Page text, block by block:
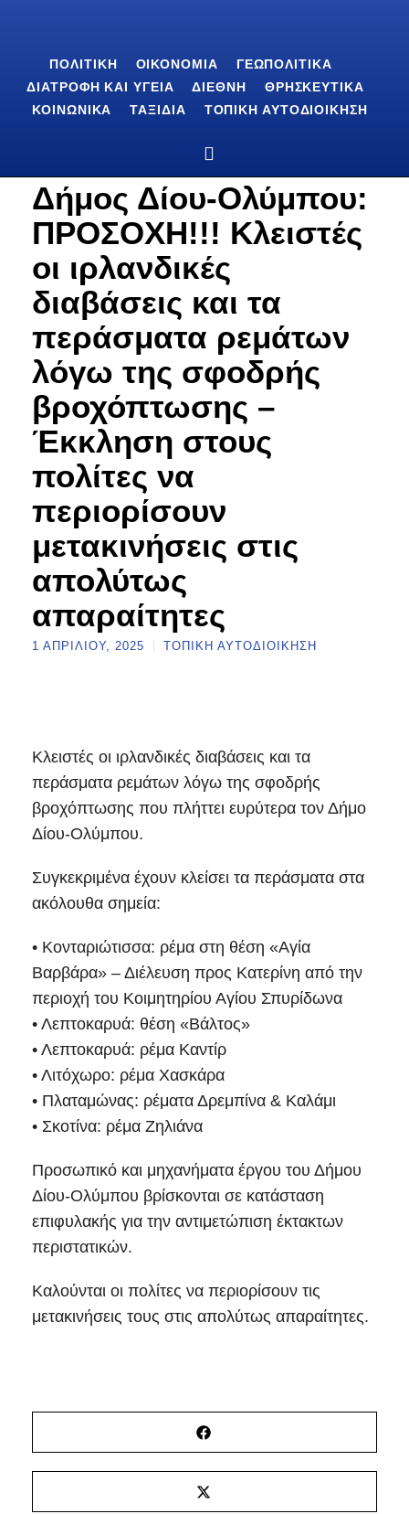
ΠΟΛΙΤΙΚΉ ΟΙΚΟΝΟΜΊΑ
ΓΕΩΠΟΛΙΤΙΚΆ
ΔΙΑΤΡΟΦΉ ΚΑΙ ΥΓΕΊΑ
ΔΙΕΘΝΉ
ΘΡΗΣΚΕΥΤΙΚΆ
ΚΟΙΝΩΝΙΚΆ
ΤΑΞΊΔΙΑ ΤΟΠΙΚΉ ΑΥΤΟΔΙΟΊΚΗΣΗ
Δήμος Δίου-Ολύμπου:
ΠΡΟΣΟΧΗ!!! Κλειστές
οι ιρλανδικές
διαβάσεις και τα
περάσματα ρεμάτων
λόγω της σφοδρής
βροχόπτωσης –
Έκκληση στους
πολίτες να
περιορίσουν
μετακινήσεις στις
απολύτως
απαραίτητες
1 ΑΠΡΙΛΊΟΥ, 2025 ΤΟΠΙΚΉ ΑΥΤΟΔΙΟΊΚΗΣΗ
Κλειστές οι ιρλανδικές διαβάσεις και τα
περάσματα ρεμάτων λόγω της σφοδρής
βροχόπτωσης που πλήττει ευρύτερα τον Δήμο
Δίου-Ολύμπου.
Συγκεκριμένα έχουν κλείσει τα περάσματα στα
ακόλουθα σημεία:
• Κονταριώτισσα: ρέμα στη θέση «Αγία
Βαρβάρα» – Διέλευση προς Κατερίνη από την
περιοχή του Κοιμητηρίου Αγίου Σπυρίδωνα
• Λεπτοκαρυά: θέση «Βάλτος»
• Λεπτοκαρυά: ρέμα Καντίρ
• Λιτόχωρο: ρέμα Χασκάρα
• Πλαταμώνας: ρέματα Δρεμπίνα & Καλάμι
• Σκοτίνα: ρέμα Ζηλιάνα
Προσωπικό και μηχανήματα έργου του Δήμου
Δίου-Ολύμπου βρίσκονται σε κατάσταση
επιφυλακής για την αντιμετώπιση έκτακτων
περιστατικών.
Καλούνται οι πολίτες να περιορίσουν τις
μετακινήσεις τους στις απολύτως απαραίτητες.